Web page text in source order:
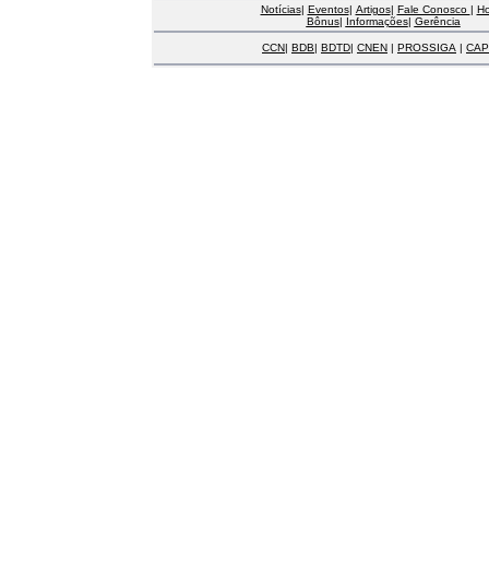
Notícias| Eventos| Artigos| Fale Conosco |
Bônus| Informações| Gerência
CCN| BDB| BDTD| CNEN | PROSSIGA |